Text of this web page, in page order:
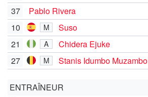
37
Pablo Rivera
10
M Suso
21 A Chidera Ejuke
27 M Stanis Idumbo Muzambo
ENTRAÎNEUR